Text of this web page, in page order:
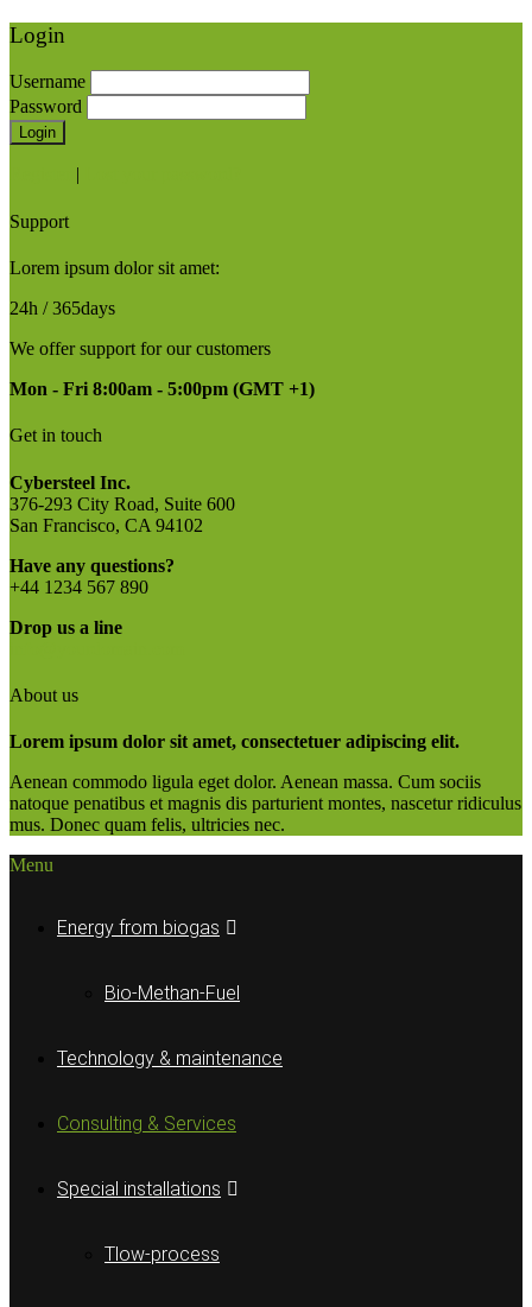
Login
Username
Password
Login
|
Support
Lorem ipsum dolor sit amet:
24h / 365days
We offer support for our customers
Mon - Fri 8:00am - 5:00pm (GMT +1)
Get in touch
Cybersteel Inc.
376-293 City Road, Suite 600
San Francisco, CA 94102
Have any questions?
+44 1234 567 890
Drop us a line
About us
Lorem ipsum dolor sit amet, consectetuer adipiscing elit.
Aenean commodo ligula eget dolor. Aenean massa. Cum sociis
natoque penatibus et magnis dis parturient montes, nascetur ridiculus
mus. Donec quam felis, ultricies nec.
Menu
Energy from biogas
Bio-Methan-Fuel
Technology & maintenance
Consulting & Services
Special installations
Tlow-process